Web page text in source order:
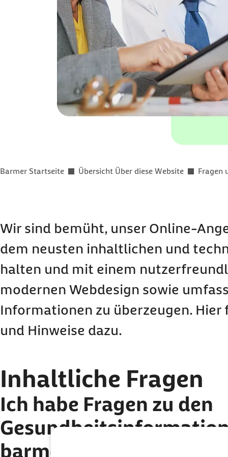
Sie befinden sich hier:
Barmer Startseite Übersicht Über diese Website Fragen
Wir sind bemüht, unser Online-
dem neusten inhaltlichen und
halten und mit einem
modernen Webdesign sowie
Informationen zu überzeugen. Hier
und Hinweise dazu.
Inhaltliche Fragen
Ich habe Fragen zu den
barmer.de.